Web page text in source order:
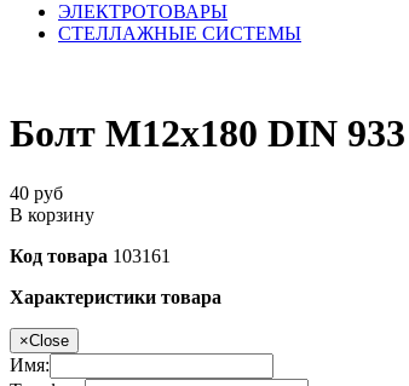
ЭЛЕКТРОТОВАРЫ
СТЕЛЛАЖНЫЕ СИСТЕМЫ
Болт М12х180 DIN 933
40 руб
В корзину
Код товара 103161
Характеристики товара
×Close
Имя: